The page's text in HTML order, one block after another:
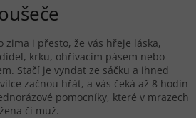
zima i přesto, že vás hřeje láska,
krku, ohřívacím pásem nebo
Stačí je vyndat ze sáčku a ihned
začnou hřát, a vás čeká až 8 hodin
pomocníky, které v mrazech
či muž.